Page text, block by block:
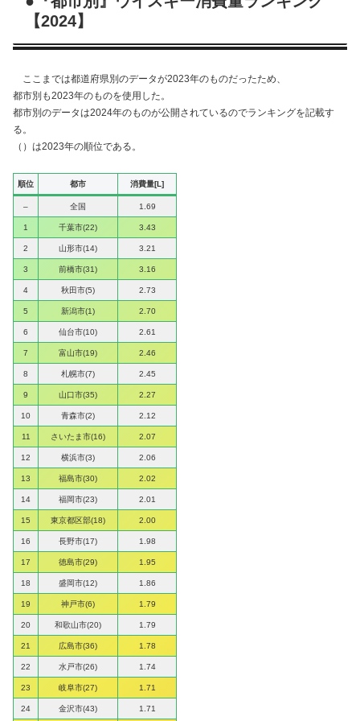
【2024】
ここまでは都道府県別のデータが2023年のものだったため、
都市別も2023年のものを使用した。
都市別のデータは2024年のものが公開されているのでランキングを記載す
る。
（）は2023年の順位である。
順位 都市 消費量[L]
– 全国 1.69
1 千葉市(22) 3.43
2 山形市(14) 3.21
3 前橋市(31) 3.16
4 秋田市(5) 2.73
5 新潟市(1) 2.70
6 仙台市(10) 2.61
7 富山市(19) 2.46
8 札幌市(7) 2.45
9 山口市(35) 2.27
10 青森市(2) 2.12
11 さいたま市(16) 2.07
12 横浜市(3) 2.06
13 福島市(30) 2.02
14 福岡市(23) 2.01
15 東京都区部(18) 2.00
16 長野市(17) 1.98
17 徳島市(29) 1.95
18 盛岡市(12) 1.86
19 神戸市(6) 1.79
20 和歌山市(20) 1.79
21 広島市(36) 1.78
22 水戸市(26) 1.74
23 岐阜市(27) 1.71
24 金沢市(43) 1.71